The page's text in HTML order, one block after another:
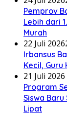
Pemprov
Lebih dari
Murah
22 Juli 2026
Irbansus
Kecil,
21 Juli 2026
Program
Siswa Baru
Lipat